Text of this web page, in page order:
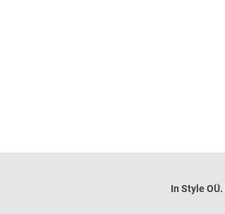
In Style OÜ.